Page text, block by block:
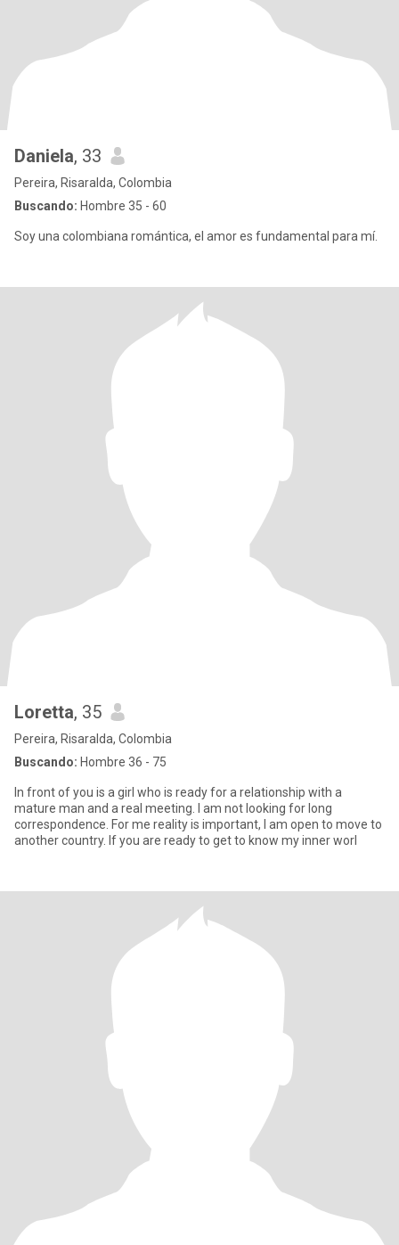
Daniela, 33
Pereira, Risaralda, Colombia
Buscando: Hombre 35 - 60
Soy una colombiana romántica, el amor es fundamental para mí.
Loretta, 35
Pereira, Risaralda, Colombia
Buscando: Hombre 36 - 75
In front of you is a girl who is ready for a relationship with a
mature man and a real meeting. I am not looking for long
correspondence. For me reality is important, I am open to move to
another country. If you are ready to get to know my inner worl